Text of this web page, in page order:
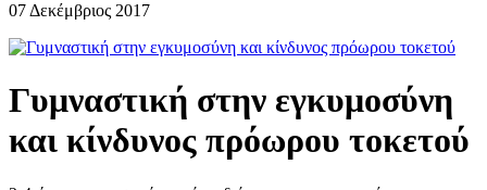
07 Δεκέμβριος 2017
Γυμναστική στην εγκυμοσύνη
και κίνδυνος πρόωρου τοκετού